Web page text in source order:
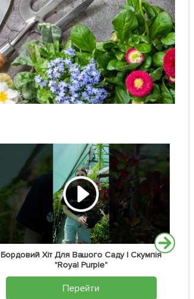
Бордовий Хіт Для Вашого Саду | Скумпія
"Royal Purple"
Перейти